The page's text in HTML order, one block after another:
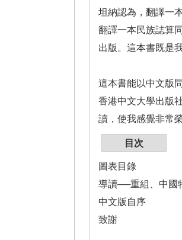
坦納認為，翻譯一
翻譯一本民族誌算
出版。這本書既是
這本書能以中文版
香港中文大學出版
讀，使我感覺非常
目次
圖表目錄
導讀──重組、中國
中文版自序
致謝